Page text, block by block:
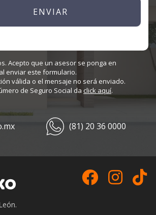
Acepto que un asesor se ponga en
enviar este formulario.
válida o el mensaje no será enviado.
de Seguro Social da click aquí.
(81) 20 36 0000